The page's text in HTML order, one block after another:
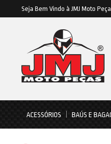
Seja Bem Vindo à JMJ Moto
ACESSÓRIOS BAÚS E